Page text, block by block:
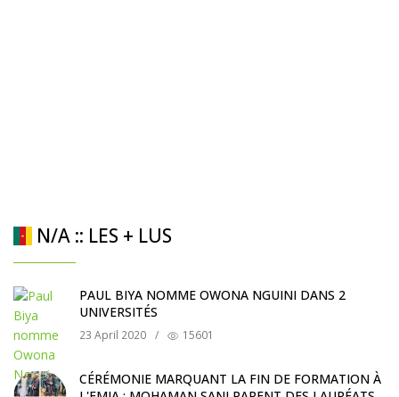
N/A :: LES + LUS
PAUL BIYA NOMME OWONA NGUINI DANS 2
UNIVERSITÉS
23 April 2020 / 15601
CÉRÉMONIE MARQUANT LA FIN DE FORMATION À